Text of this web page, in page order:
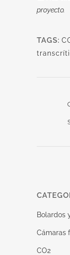
proyecto.
TAGS:
Bolardos
Cámaras
CO2